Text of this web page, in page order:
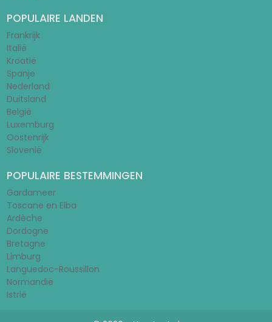
POPULAIRE LANDEN
Frankrijk
Italië
Kroatië
Spanje
Nederland
Duitsland
België
Luxemburg
Oostenrijk
Slovenië
POPULAIRE BESTEMMINGEN
Gardameer
Toscane en Elba
Ardèche
Dordogne
Bretagne
Limburg
Languedoc-Roussillon
Normandië
Istrië